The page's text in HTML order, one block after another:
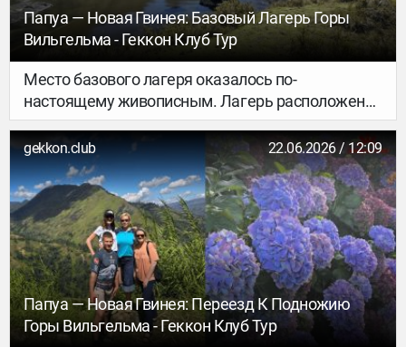
эмоции напрямую связаны с физическими
органами, а подавление гнева, страха или горя
бьет по биологии организма.
Папуа — Новая Гвинея: Базовый Лагерь Горы
Вильгельма - Геккон Клуб Тур
Место базового лагеря оказалось по-
настоящему живописным. Лагерь расположен
на высоте около 3600 метров, у двух
высокогорных озёр — Пиунде и Аунде, в
которых, словно в зеркале, отражаются
окружающие скалистые гребни.
gekkon.club 22.06.2026 / 12:09
Папуа — Новая Гвинея: Переезд К Подножию
Горы Вильгельма - Геккон Клуб Тур